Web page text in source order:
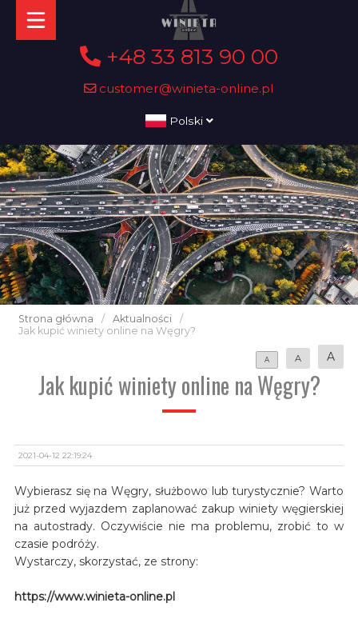
+48 33 813 90 00
customer@winieta-online.pl
Polski
Strona główna / Aktualności
/
Jak kupić winiety online na Węgry?
A A A
Jak kupić winiety online na Węgry?
2021-04-12 22:19:24
Wybierasz się na Węgry, służbowo lub turystycznie? Warto
już przed wyjazdem zaplanować zakup winiety węgierskiej
na autostrady. Oczywiście nie ma problemu, zrobić to w
czasie podróży.
Wystarczy, skorzystać, ze strony:
https://www.winieta-online.pl